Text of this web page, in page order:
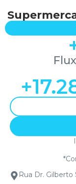
+
Rua Dr. Gilberto